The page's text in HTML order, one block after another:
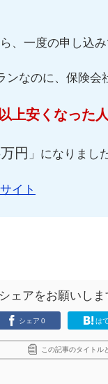
ら、一度の申し込
ンなのに、保険会
上安くなった
円 」になりまし
イト
シェアをお願いしま
シェア 0 は
この記事のタイトル